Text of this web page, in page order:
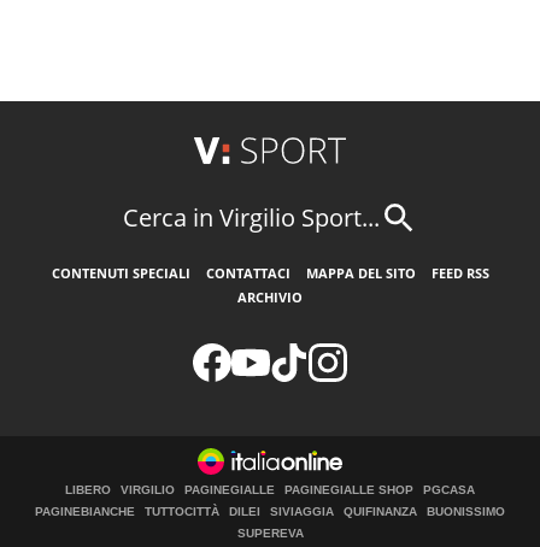
Cerca in Virgilio Sport...
CONTENUTI SPECIALI CONTATTACI MAPPA DEL SITO
FEED RSS
ARCHIVIO
LIBERO VIRGILIO PAGINEGIALLE PAGINEGIALLE SHOP
PGCASA
PAGINEBIANCHE
TUTTOCITTÀ DILEI SIVIAGGIA QUIFINANZA
BUONISSIMO
SUPEREVA